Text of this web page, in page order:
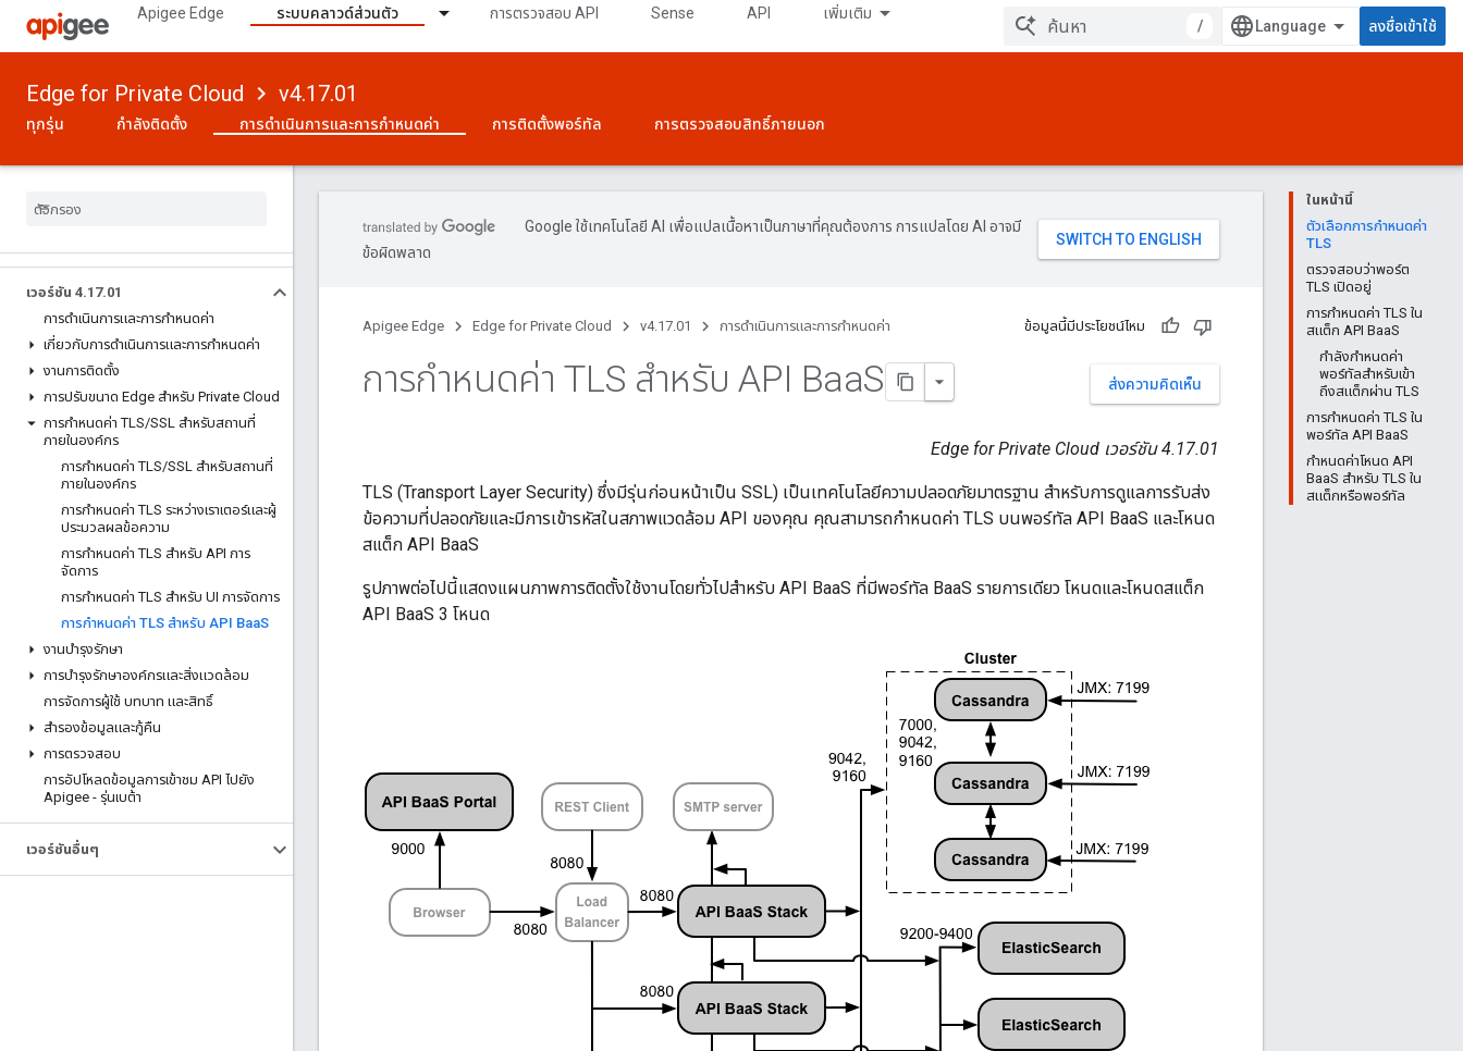
Apigee Edge ระบบคลาวด์ส่วนตัว การตรวจสอบ API Sense API เพิ่มเติม
/ ลงชื่อเข้าใช้
Edge for Private Cloud v4.17.01
ทุกรุ่น กำลังติดตั้ง การดําเนินการและการกําหนดค่า การติดตั้งพอร์ทัล การตรวจสอบสิทธิ์ภายนอก
เวอร์ชัน 4.17.01
การดําเนินการและการกําหนดค่า
เกี่ยวกับการดําเนินการและการกําหนดค่า
งานการติดตั้ง
การปรับขนาด Edge สําหรับ Private Cloud
การกําหนดค่า TLS/SSL สําหรับสถานที่
ภายในองค์กร
การกําหนดค่า TLS/SSL สําหรับสถานที่
ภายในองค์กร
การกําหนดค่า TLS ระหว่างเราเตอร์และผู้
ประมวลผลข้อความ
การกําหนดค่า TLS สําหรับ API การ
จัดการ
การกําหนดค่า TLS สําหรับ UI การจัดการ
การกําหนดค่า TLS สําหรับ API BaaS
งานบํารุงรักษา
การบํารุงรักษาองค์กรและสิ่งแวดล้อม
การจัดการผู้ใช้ บทบาท และสิทธิ์
สำรองข้อมูลและกู้คืน
การตรวจสอบ
การอัปโหลดข้อมูลการเข้าชม API ไปยัง
Apigee - รุ่นเบต้า
เวอร์ชันอื่นๆ
ในหน้านี้
ตัวเลือกการกำหนดค่า
TLS
ตรวจสอบว่าพอร์ต
TLS เปิดอยู่
การกำหนดค่า TLS ใน
สแต็ก API BaaS
กำลังกำหนดค่า
พอร์ทัลสำหรับเข้า
ถึงสแต็กผ่าน TLS
การกำหนดค่า TLS ใน
พอร์ทัล API BaaS
กำหนดค่าโหนด API
BaaS สำหรับ TLS ใน
สแต็กหรือพอร์ทัล
Google ใช้เทคโนโลยี AI เพื่อแปลเนื้อหาเป็นภาษาที่คุณต้องการ การแปลโดย AI อาจมี
ข้อผิดพลาด
Apigee Edge Edge for Private Cloud v4.17.01 การดําเนินการและการกําหนดค่า ข้อมูลนี้มีประโยชน์ไหม
ส่งความคิดเห็น
การกําหนดค่า TLS สําหรับ API BaaS
Edge for Private Cloud เวอร์ชัน 4.17.01
TLS (Transport Layer Security) ซึ่งมีรุ่นก่อนหน้าเป็น SSL) เป็นเทคโนโลยีความปลอดภัยมาตรฐาน สำหรับการดูแลการรับส่ง
ข้อความที่ปลอดภัยและมีการเข้ารหัสในสภาพแวดล้อม API ของคุณ คุณสามารถกำหนดค่า TLS บนพอร์ทัล API BaaS และโหนด
สแต็ก API BaaS
รูปภาพต่อไปนี้แสดงแผนภาพการติดตั้งใช้งานโดยทั่วไปสำหรับ API BaaS ที่มีพอร์ทัล BaaS รายการเดียว โหนดและโหนดสแต็ก
API BaaS 3 โหนด